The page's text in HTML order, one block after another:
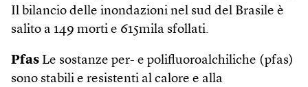
Il bilancio delle inondazioni nel sud del Brasile è
salito a 149 morti e 615mila sfollati.
Pfas Le sostanze per- e polifluoroalchiliche (pfas)
sono stabili e resistenti al calore e alla